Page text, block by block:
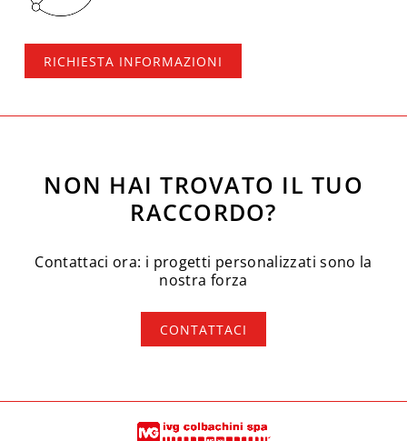
RICHIESTA INFORMAZIONI
NON HAI TROVATO IL TUO
RACCORDO?
Contattaci ora: i progetti personalizzati sono la
nostra forza
CONTATTACI